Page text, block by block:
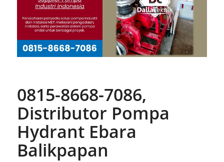
0815-8668-7086,
Distributor Pompa
Hydrant Ebara
Balikpapan